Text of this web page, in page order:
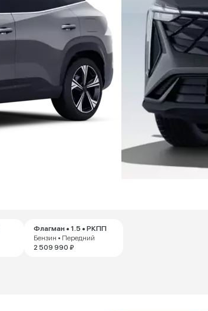
Флагман • 1.5 • РКПП
Бензин • Передний
2 509 990 ₽